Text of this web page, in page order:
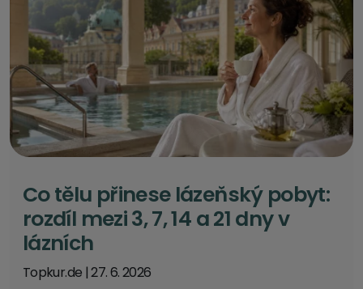
Co tělu přinese lázeňský pobyt:
rozdíl mezi 3, 7, 14 a 21 dny v
lázních
Topkur.de |27. 6. 2026